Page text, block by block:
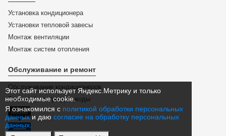
Этот сайт использует Яндекс.Метрику и только
необходимые cookie.
Я ознакомился с политикой обработки персональных
данныхи даю согласие на обработку персональных
данных.
Установка кондиционера
Установки тепловой завесы
Монтаж вентиляции
Монтаж систем отопления
Обслуживание и ремонт
Обслуживание кондиционеров
Замена фильтра для воды
Меню